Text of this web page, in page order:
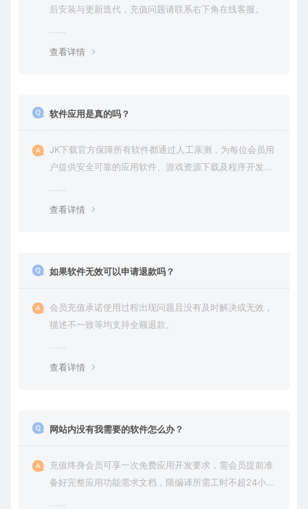
后安装与更新迭代，充值问题请联系右下角在线客服。
查看详情
软件应用是真的吗？
JK下载官方保障所有软件都通过人工亲测，为每位会员用
户提供安全可靠的应用软件、游戏资源下载及程序开发服
查看详情
如果软件无效可以申请退款吗？
会员充值承诺使用过程出现问题且没有及时解决或无效，
描述不一致等均支持全额退款。
查看详情
网站内没有我需要的软件怎么办？
充值终身会员可享一次免费应用开发要求，需会员提前准
备好完整应用功能需求文档，限编译所需工时不超24小